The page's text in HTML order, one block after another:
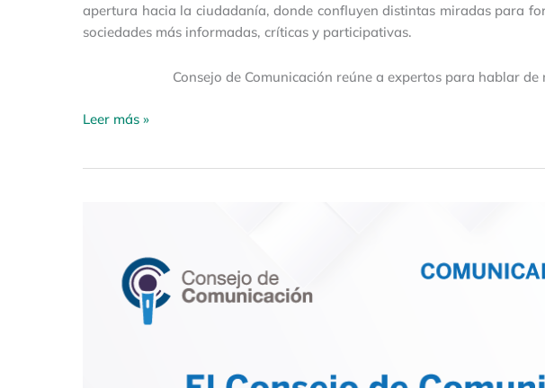
apertura hacia la ciudadanía, donde confluyen distintas miradas para
sociedades más informadas, críticas y participativas.
Consejo de Comunicación reúne a expertos para hablar de
Leer más »
agresión
sufrida